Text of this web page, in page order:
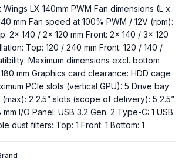
LX 140mm PWM Fan dimensions (L x
mm Fan speed at 100% PWM / 12V (rpm):
2x 140 / 2x 120 mm Front: 2x 140 / 3x 120
Top: 120 / 240 mm Front: 120 / 140 /
Maximum dimensions excl. bottom
mm Graphics card clearance: HDD cage
PCIe slots (vertical GPU): 5 Drive bay
2 2.5” slots (scope of delivery): 5 2.5”
I/O Panel: USB 3.2 Gen. 2 Type-C: 1 USB
dust filters: Top: 1 Front: 1 Bottom: 1